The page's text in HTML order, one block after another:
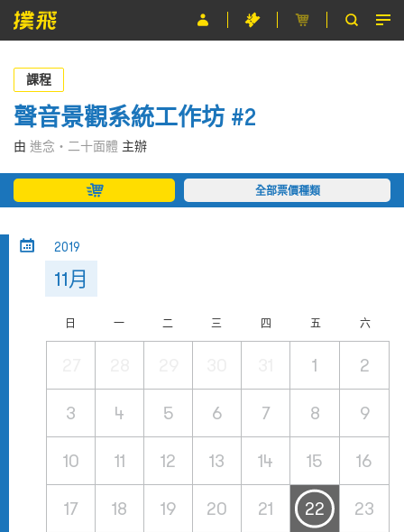
節目
主辦單位
關於撲飛
條款及細則
課程
聲音景觀系統工作坊 #2
由 進念‧二十面體 主辦
全部票價種類
2019
11月
日 一 二 三 四 五 六
1 2
3 4 5 6 7 8 9
10 11 12 13 14 15 16
17 18 19 20 21 22 23